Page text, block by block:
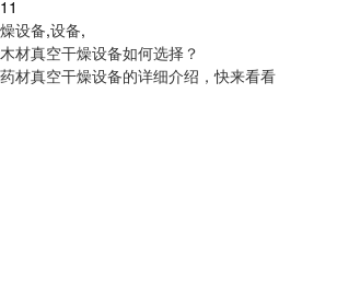
设备,设备,
材真空干燥设备如何选择？
材真空干燥设备的详细介绍，快来看看